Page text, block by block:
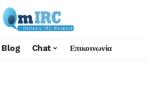
Blog Chat Επικοινωνία